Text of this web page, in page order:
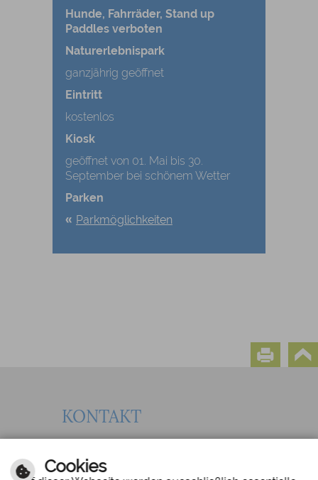
Hunde, Fahrräder, Stand up
Paddles verboten
Naturerlebnispark
ganzjährig geöffnet
Eintritt
kostenlos
Kiosk
geöffnet von 01. Mai bis 30.
September bei schönem Wetter
Parken
Parkmöglichkeiten
KONTAKT
Gemeinde Salem
Cookies